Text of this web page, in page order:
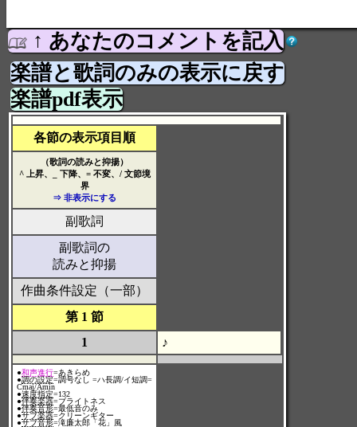
↑ あなたのコメントを記入
楽譜と歌詞のみの表示に戻す
楽譜pdf表示
各節の表示項目順
（歌詞の読みと抑揚）
^ 上昇、_ 下降、= 不変、/ 文節境
界
⇒ 非表示にする
副歌詞
副歌詞の
読みと抑揚
作曲条件設定（一部）
第 1 節
1
♪
●和声進行=あきらめ
●調の設定=調号なし =ハ長調/イ短調=
Cmaj/Amin
●速度指定=132
●伴奏楽器=ブライトネス
●伴奏音形=最低音のみ
●サブ楽器=クリーンギター
●サブ音形=滝廉太郎「花」風